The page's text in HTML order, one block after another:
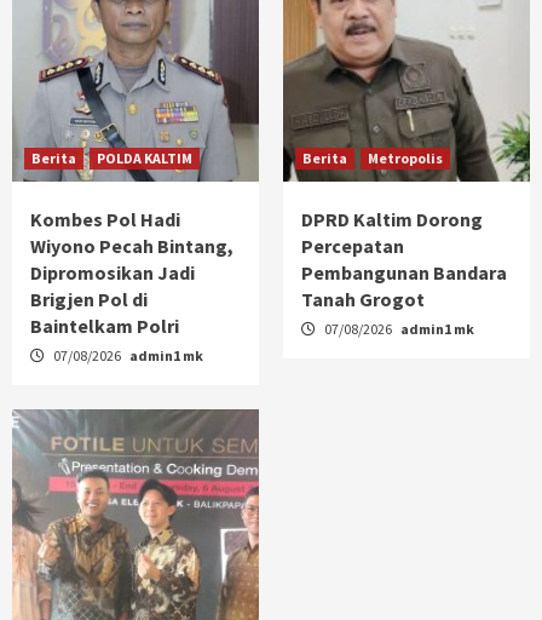
Berita POLDA KALTIM
Kombes Pol Hadi
Wiyono Pecah Bintang,
Dipromosikan Jadi
Brigjen Pol di
Baintelkam Polri
07/08/2026 admin1 mk
Berita Metropolis
DPRD Kaltim Dorong
Percepatan
Pembangunan Bandara
Tanah Grogot
07/08/2026 admin1 mk